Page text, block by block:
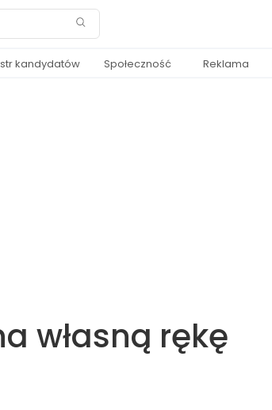
kandydatów Społeczność Reklama
własną rękę